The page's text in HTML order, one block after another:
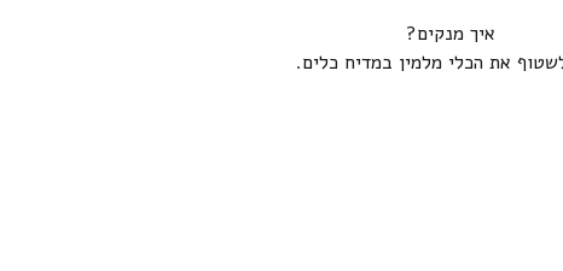
איך מנקים?
את הכלי מלמין במדיח כלים.